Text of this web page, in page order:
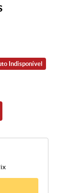
Indisponível